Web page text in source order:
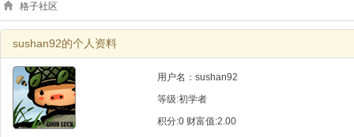
格子社区
sushan92的个人资料
用户名：sushan92
等级:初学者
积分:0 财富值:2.00